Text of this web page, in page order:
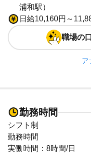
浦和駅）
日給10,160円～
職場の
ア
勤務時間
シフト制
勤務時間
実働時間：8時間/日